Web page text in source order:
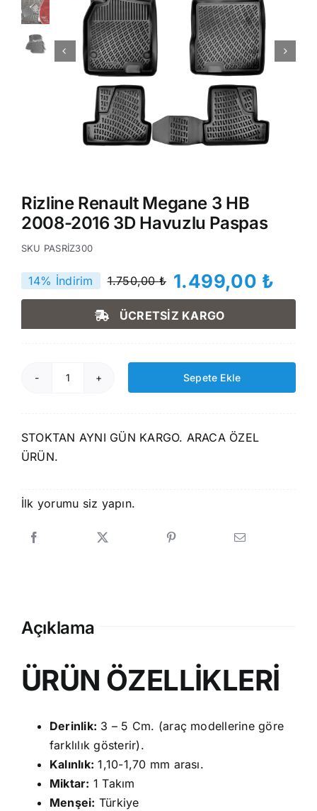
Rizline Renault Megane 3 HB
2008-2016 3D Havuzlu Paspas
SKU PASRİZ300
1.750,00₺
Orijinal
fiyat:
1.750,00 ₺.
1.499,00 ₺
Şu
andaki
fiyat:
1.499,00 ₺.
14% İndirim
ÜCRETSİZ KARGO
Rizline
3
2016
Havuzlu
Sepete Ekle
STOKTAN AYNI GÜN KARGO. ARACA ÖZEL
ÜRÜN.
İlk yorumu siz yapın.
Açıklama
ÜRÜN ÖZELLİKLERİ
Derinlik: 3 – 5 Cm. (araç modellerine göre
farklılık gösterir).
Kalınlık: 1,10-1,70 mm arası.
Miktar: 1 Takım
Menşei: Türkiye